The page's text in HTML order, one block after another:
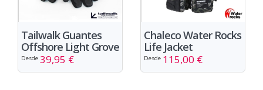
Tailwalk Guantes
Offshore Light Grove
Desde 39,95 €
Chaleco Water Rocks
Life Jacket
Desde 115,00 €